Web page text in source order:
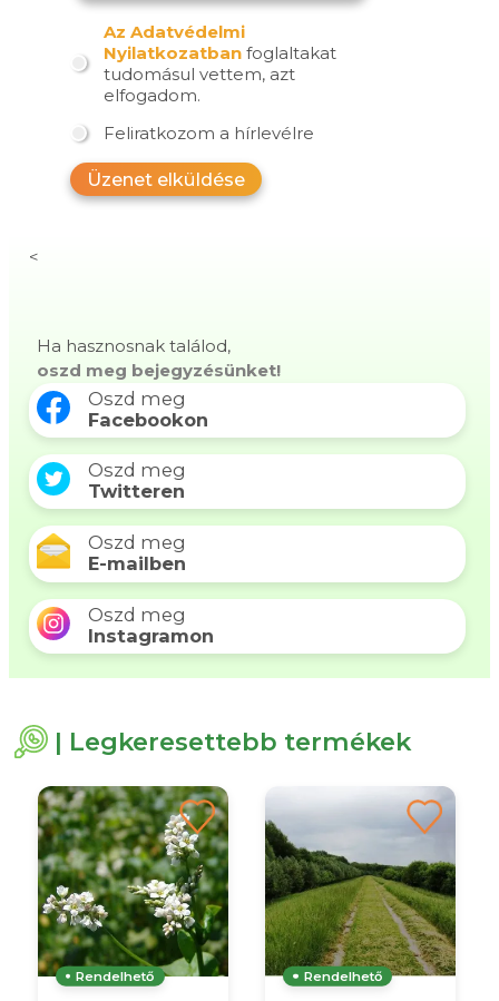
Az Adatvédelmi
Nyilatkozatban foglaltakat
tudomásul vettem, azt
elfogadom.
Feliratkozom a hírlevélre
Üzenet elküldése
<
Ha hasznosnak találod,
oszd meg bejegyzésünket!
Oszd meg
Facebookon
Oszd meg
Twitteren
Oszd meg
E-mailben
Oszd meg
Instagramon
| Legkeresettebb termékek
Rendelhető Rendelhető